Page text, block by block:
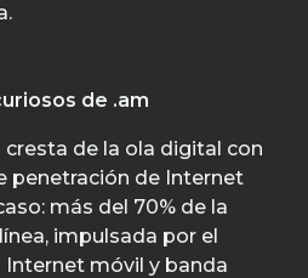
de .am
de la ola digital con
penetración de Internet
más del 70% de la
impulsada por el
Internet móvil y banda